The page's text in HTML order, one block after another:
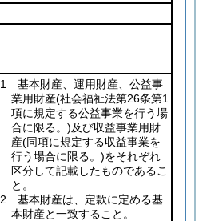
1 基本財産、運用財産、公益事
業用財産(社会福祉法第26条第1
項に規定する公益事業を行う場
合に限る。)及び収益事業用財
産(同項に規定する収益事業を
行う場合に限る。)をそれぞれ
区分して記載したものであるこ
と。
2 基本財産は、定款に定める基
本財産と一致すること。